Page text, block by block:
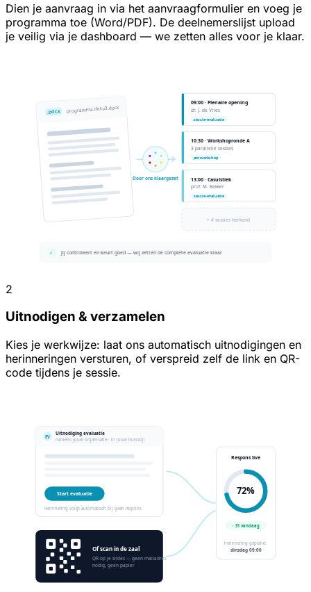
Dien je aanvraag in via het aanvraagformulier en voeg je
programma toe (Word/PDF). De deelnemerslijst upload
je veilig via je dashboard — we zetten alles voor je klaar.
2
Uitnodigen & verzamelen
Kies je werkwijze: laat ons automatisch uitnodigingen en
herinneringen versturen, of verspreid zelf de link en QR-
code tijdens je sessie.